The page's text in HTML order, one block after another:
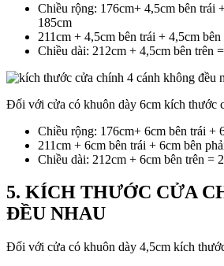
Chiều rộng: 176cm+ 4,5cm bên trái
185cm
211cm + 4,5cm bên trái + 4,5cm
Chiều dài: 212cm + 4,5cm bên trên
Đối với cửa có khuôn dày 6cm kích thước
Chiều rộng: 176cm+ 6cm bên trái +
211cm + 6cm bên trái + 6cm bên
Chiều dài: 212cm + 6cm bên trên =
5. KÍCH THƯỚC CỬA
ĐỀU NHAU
Đối với cửa có khuôn dày 4,5cm kích